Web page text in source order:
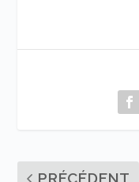
PRÉCÉDENT